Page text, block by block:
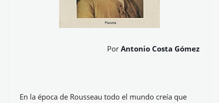
Por Antonio Costa Gómez
En la época de Rousseau todo el mundo creía que